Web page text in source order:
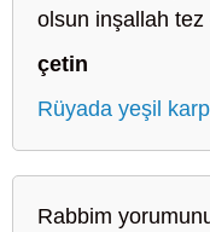
olsun inşallah tez
çetin
Rüyada yeşil
Rabbim